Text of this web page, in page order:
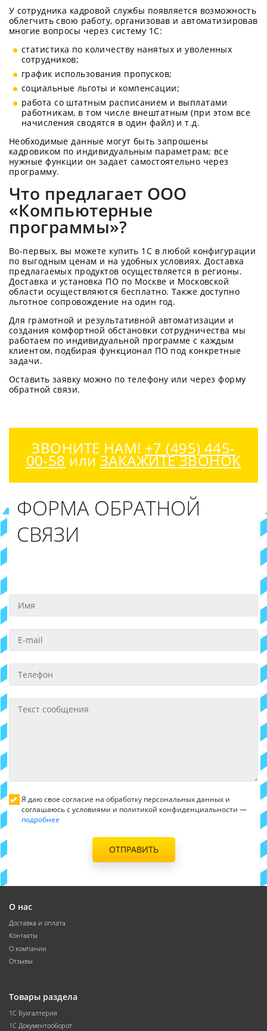
У сотрудника кадровой службы появляется возможность
облегчить свою работу, организовав и автоматизировав
многие вопросы через систему 1С:
статистика по количеству нанятых и уволенных
сотрудников;
график использования пропусков;
социальные льготы и компенсации;
работа со штатным расписанием и выплатами
работникам, в том числе внештатным (при этом все
начисления сводятся в один файл) и т.д.
Необходимые данные могут быть запрошены
кадровиком по индивидуальным параметрам; все
нужные функции он задает самостоятельно через
программу.
Что предлагает ООО
«Компьютерные
программы»?
Во-первых, вы можете купить 1С в любой конфигурации
по выгодным ценам и на удобных условиях. Доставка
предлагаемых продуктов осуществляется в регионы.
Доставка и установка ПО по Москве и Московской
области осуществляются бесплатно. Также доступно
льготное сопровождение на один год.
Для грамотной и результативной автоматизации и
создания комфортной обстановки сотрудничества мы
работаем по индивидуальной программе с каждым
клиентом, подбирая функционал ПО под конкретные
задачи.
Оставить заявку можно по телефону или через форму
обратной связи.
ЗВОНИТЕ НАМ! +7 (495) 445-
00-58 илиЗАКАЖИТЕ ЗВОНОК
ФОРМА ОБРАТНОЙ
СВЯЗИ
Я даю свое согласие на обработку персональных данных и
соглашаюсь с условиями и политикой конфиденциальности —
подробнее
ОТПРАВИТЬ
О нас
Доставка и оплата
Контакты
О компании
Отзывы
Товары раздела
1С Бухгалтерия
1С Документооборот